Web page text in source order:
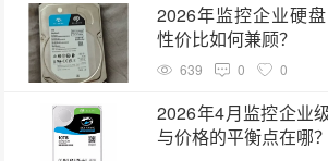
2026年监控企业硬
性价比如何兼顾？
639 0 0
2026年4月监控企业
与价格的平衡点在哪？